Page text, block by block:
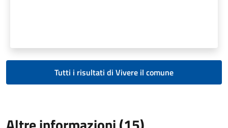
Tutti i risultati di Vivere il comune